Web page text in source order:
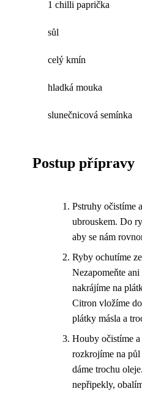
1 chilli paprička
sůl
celý kmín
hladká mouka
slunečnicová semínka
Postup přípravy
Pstruhy očistíme
ubrouskem. Do
aby se nám
Ryby ochutíme
Nezapomeňte
nakrájíme na
Citron vložíme
plátky másla a
Houby očistíme
rozkrojíme na půl
dáme trochu
nepřipekly,